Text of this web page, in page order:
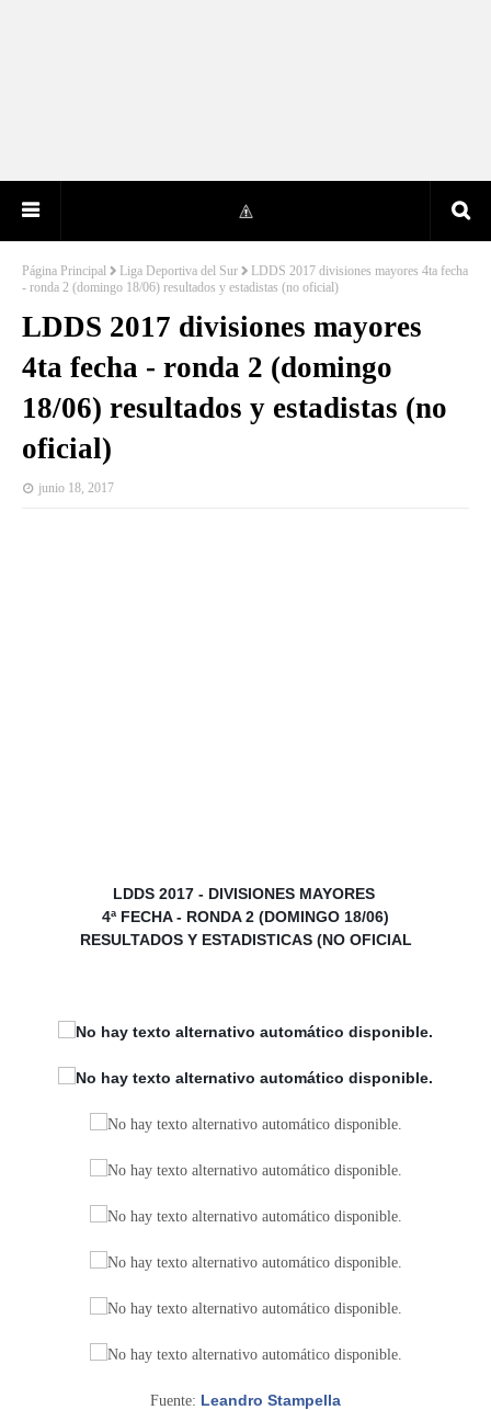
Página Principal Liga Deportiva del Sur
LDDS 2017 divisiones mayores 4ta fecha
- ronda 2 (domingo 18/06) resultados y estadistas (no oficial)
LDDS 2017 divisiones mayores
4ta fecha - ronda 2 (domingo
18/06) resultados y estadistas (no
oficial)
junio 18, 2017
LDDS 2017 - DIVISIONES MAYORES
4ª FECHA - RONDA 2 (DOMINGO 18/06)
RESULTADOS Y ESTADISTICAS (NO OFICIAL
Fuente: Leandro Stampella